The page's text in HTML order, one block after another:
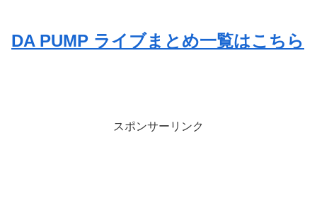
DA PUMP ライブまとめ一覧はこちら
スポンサーリンク